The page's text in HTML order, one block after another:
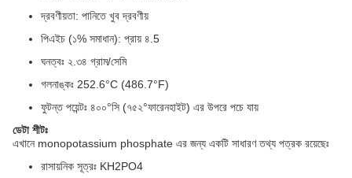
দ্রবণীয়তা: পানিতে খুব দ্রবণীয়
পিএইচ (১% সমাধান): প্রায় ৪.5
ঘনত্বঃ ২.৩৪ গ্রাম/সেমি
গলনাঙ্কঃ 252.6°C (486.7°F)
ফুটন্ত পয়েন্টঃ ৪০০°সি (৭৫২°ফারেনহাইট) এর উপরে পচে যায়
ডেটা শীটঃ
এখানে monopotassium phosphate এর জন্য একটি সাধারণ তথ্য পত্রক রয়েছেঃ
রাসায়নিক সূত্রঃ KH2PO4